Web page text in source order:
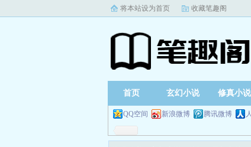
将本站设为首页 收藏笔趣阁
首页 玄幻小说 修真小说
QQ空间 新浪微博 腾讯微博